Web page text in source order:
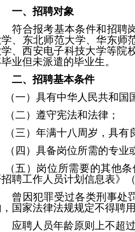
一、招聘对象
符合报考基本条件和招聘
、东北师范大学、华东师
、西安电子科技大学等院
业但未派遣的毕业生。
二、招聘基本条件
（一）具有中华人民共和国
（二）遵守宪法和法律；
（三）年满十八周岁，具有
（四）具备岗位所需的专
（五）岗位所需要的其他条
聘工作人员计划信息表》
曾因犯罪受过各类刑事处
国家法律法规规定不得聘
应聘人员年龄原则上不超过